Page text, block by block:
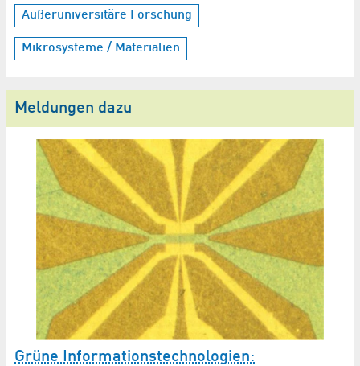
Außeruniversitäre Forschung
Mikrosysteme / Materialien
Meldungen dazu
Grüne Informationstechnologien: